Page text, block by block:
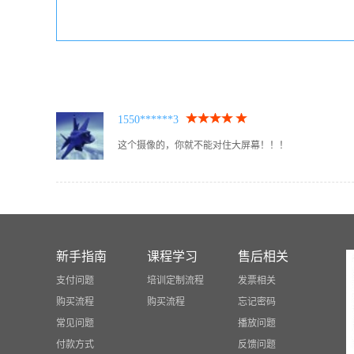
1550******3
这个摄像的，你就不能对住大屏幕！！！
新手指南
支付问题
购买流程
常见问题
付款方式
课程学习
培训定制流程
购买流程
售后相关
发票相关
忘记密码
播放问题
反馈问题